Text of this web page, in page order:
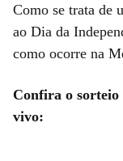
Como se trata de
ao Dia da
como ocorre na
Confira o
vivo: